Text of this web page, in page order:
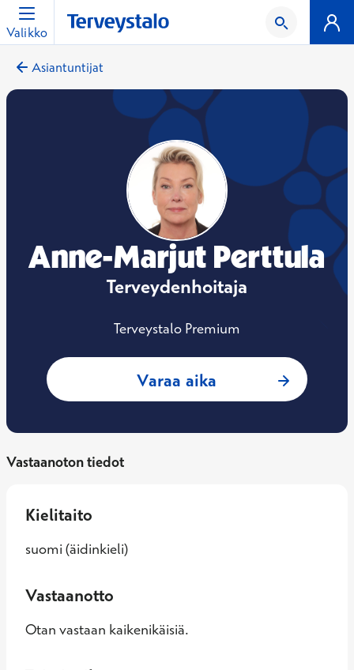
Valikko
Asiantuntijat
Anne-Marjut Perttula
Terveydenhoitaja
Terveystalo Premium
Varaa aika : Anne-Marjut
Vastaanoton tiedot
Kielitaito
suomi (äidinkieli)
Vastaanotto
Otan vastaan kaikenikäisiä.